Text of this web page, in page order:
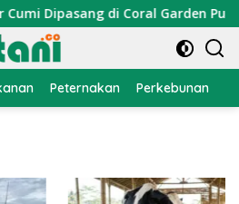
Dipasang di Coral Garden Pulau
Peternakan Perkebunan